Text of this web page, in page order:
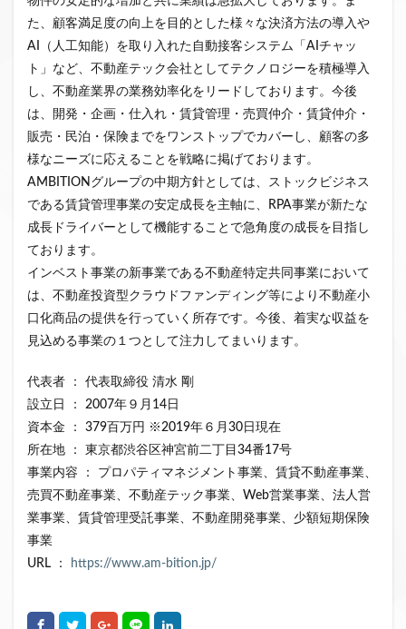
た、顧客満足度の向上を目的とした様々な決済方法の導入や
AI（人工知能）を取り入れた自動接客システム「AIチャッ
ト」など、不動産テック会社としてテクノロジーを積極導入
し、不動産業界の業務効率化をリードしております。今後
は、開発・企画・仕入れ・賃貸管理・売買仲介・賃貸仲介・
販売・民泊・保険までをワンストップでカバーし、顧客の多
様なニーズに応えることを戦略に掲げております。
AMBITIONグループの中期方針としては、ストックビジネス
である賃貸管理事業の安定成長を主軸に、RPA事業が新たな
成長ドライバーとして機能することで急角度の成長を目指し
ております。
インベスト事業の新事業である不動産特定共同事業において
は、不動産投資型クラウドファンディング等により不動産小
口化商品の提供を行っていく所存です。今後、着実な収益を
見込める事業の１つとして注力してまいります。
代表者 ： 代表取締役 清水 剛
設立日 ： 2007年９月14日
資本金 ： 379百万円 ※2019年６月30日現在
所在地 ： 東京都渋谷区神宮前二丁目34番17号
事業内容 ： プロパティマネジメント事業、賃貸不動産事業、
売買不動産事業、不動産テック事業、Web営業事業、法人営
業事業、賃貸管理受託事業、不動産開発事業、少額短期保険
事業
URL ：
https://www.am-bition.jp/